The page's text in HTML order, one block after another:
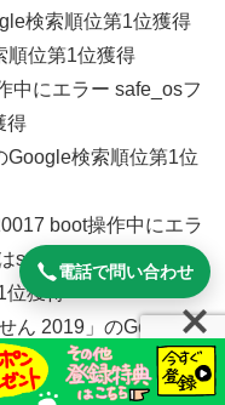
検索順位第1位獲得
順位第1位獲得
中にエラー safe_osフ
得
Google検索順位第1位
boot操作中にエラ
safe_osフェーズで失
獲得
ん 2019」のGoogle検
ートランキング第1位
電話で問い合わせ